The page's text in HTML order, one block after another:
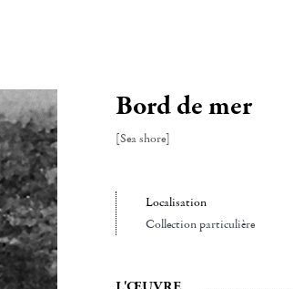
Bord de mer
[Sea shore]
Localisation
Collection particulière